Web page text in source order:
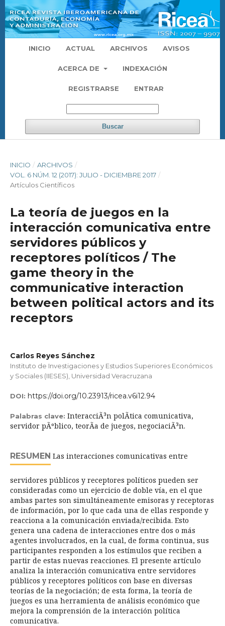
INICIO ACTUAL ARCHIVOS AVISOS
ACERCA DE INDEXACIÓN
REGISTRARSE ENTRAR
Buscar
INICIO / ARCHIVOS /
VOL. 6 NÚM. 12 (2017): JULIO - DICIEMBRE 2017 /
Artículos Científicos
La teoría de juegos en la
interacción comunicativa entre
servidores públicos y
receptores políticos / The
game theory in the
communicative interaction
between political actors and its
receptors
Carlos Reyes Sánchez
Instituto de Investigaciones y Estudios Superiores Económicos
y Sociales (IIESES), Universidad Veracruzana
DOI: https://doi.org/10.23913/ricea.v6i12.94
Palabras clave: InteracciÃ³n polÃ­tica comunicativa,
servidor pÃºblico, teorÃ­a de juegos, negociaciÃ³n.
RESUMEN Las interacciones comunicativas entre
servidores públicos y receptores políticos pueden ser
consideradas como un ejercicio de doble vía, en el que
ambas partes son simultáneamente emisoras y receptoras
de información, por lo que cada una de ellas responde y
reacciona a la comunicación enviada/recibida. Esto
genera una cadena de interacciones entre dos o más
agentes involucrados, en la cual, de forma continua, sus
participantes responden a los estímulos que reciben a
partir de estas nuevas reacciones. El presente artículo
analiza la interacción comunicativa entre servidores
públicos y receptores políticos con base en diversas
teorías de la negociación; de esta forma, la teoría de
juegos es una herramienta de análisis económico que
mejora la comprensión de la interacción política
comunicativa.